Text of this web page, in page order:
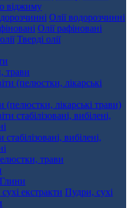
віджиму
Олії водорозчинні
Олії рафіновані
Тверді олії
трави
(пелюстки, лікарські трави)
стабілізовані, вибілені,
Глини
Пудри, сухі